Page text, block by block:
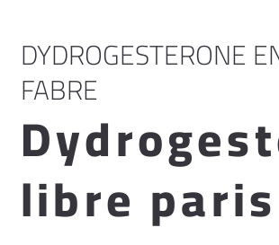
DYDROGESTERONE
FABRE
libre paris
Dydrogesterone